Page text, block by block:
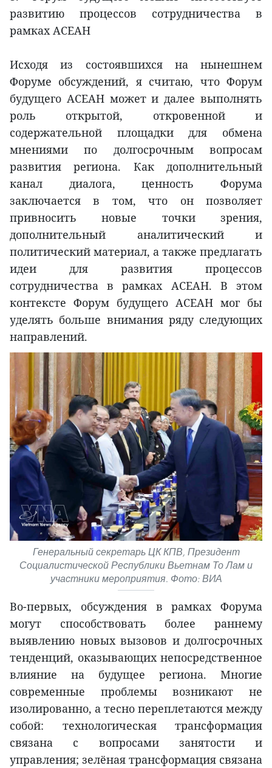
развитию процессов сотрудничества в
рамках АСЕАН
Исходя из состоявшихся на нынешнем
Форуме обсуждений, я считаю, что Форум
будущего АСЕАН может и далее выполнять
роль открытой, откровенной и
содержательной площадки для обмена
мнениями по долгосрочным вопросам
развития региона. Как дополнительный
канал диалога, ценность Форума
заключается в том, что он позволяет
привносить новые точки зрения,
дополнительный аналитический и
политический материал, а также предлагать
идеи для развития процессов
сотрудничества в рамках АСЕАН. В этом
контексте Форум будущего АСЕАН мог бы
уделять больше внимания ряду следующих
направлений.
Генеральный секретарь ЦК КПВ, Президент
Социалистической Республики Вьетнам То Лам и
участники мероприятия. Фото: ВИА
Во-первых, обсуждения в рамках Форума
могут способствовать более раннему
выявлению новых вызовов и долгосрочных
тенденций, оказывающих непосредственное
влияние на будущее региона. Многие
современные проблемы возникают не
изолированно, а тесно переплетаются между
собой: технологическая трансформация
связана с вопросами занятости и
управления; зелёная трансформация связана